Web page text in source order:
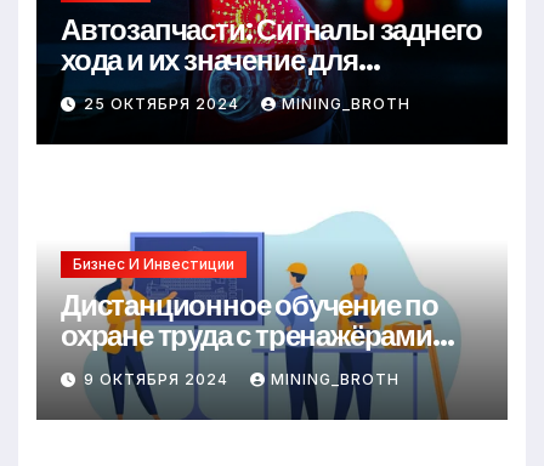
Автозапчасти: Сигналы заднего
хода и их значение для
безопасности на дороге
25 ОКТЯБРЯ 2024 MINING_BROTH
Бизнес И Инвестиции
Дистанционное обучение по
охране труда с тренажёрами
онлайн
9 ОКТЯБРЯ 2024 MINING_BROTH